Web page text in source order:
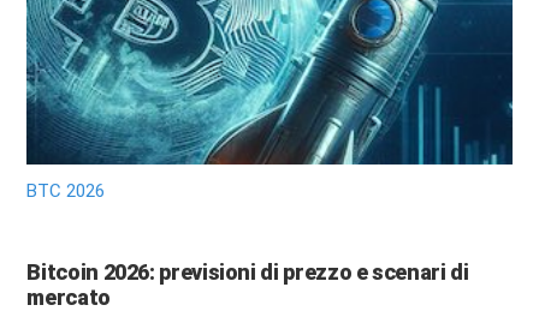
BTC 2026
Bitcoin 2026: previsioni di prezzo e scenari di
mercato